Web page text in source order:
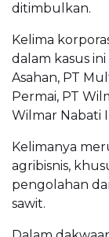
ditimbulkan.
Kelima
dalam kasus
Asahan, PT
Permai, PT
Wilmar Nabati
Kelimanya
agribisnis,
pengolahan
sawit.